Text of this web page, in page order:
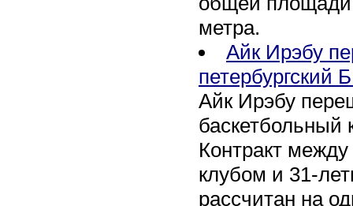
метра.
Айк Ирэбу
петербургский
Айк Ирэбу
баскетбольный
Контракт между
клубом и 31-
рассчитан на